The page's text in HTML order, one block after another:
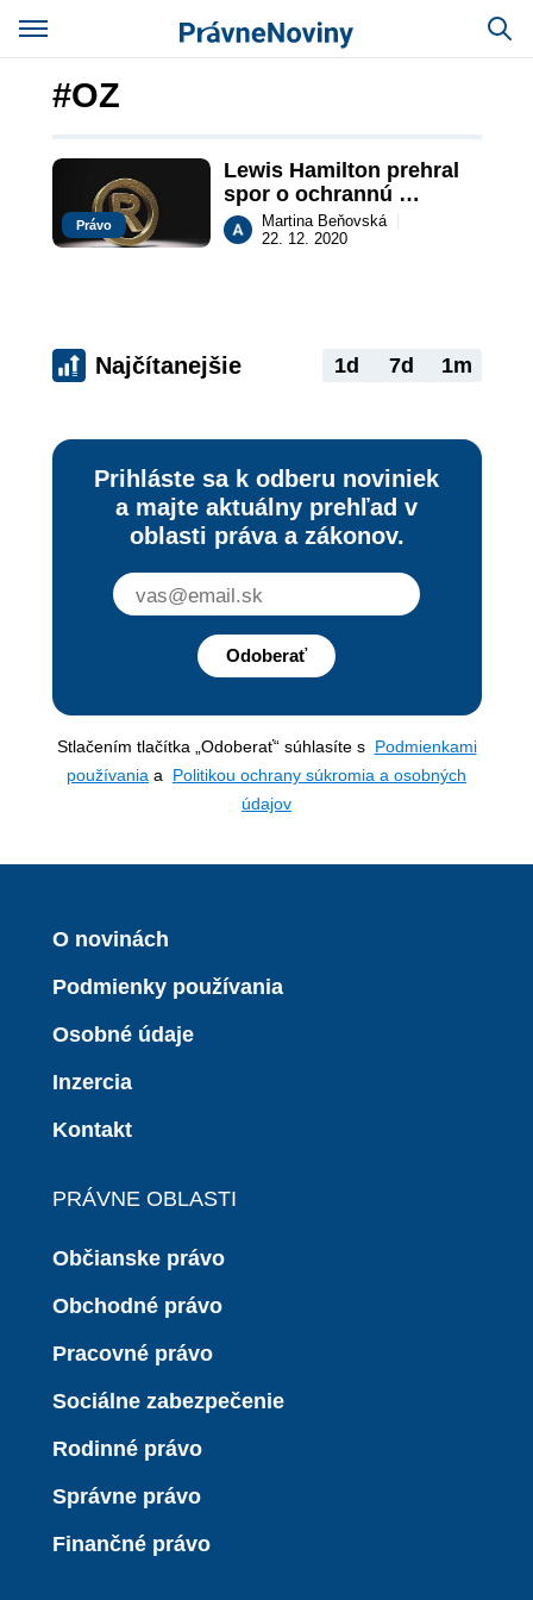
#OZ
Právo
Lewis Hamilton prehral
spor o ochrannú
známku svojho mena
Martina Beňovská
22. 12. 2020
Najčítanejšie 1d 7d 1m
Prihláste sa k odberu noviniek
a majte aktuálny prehľad v
oblasti práva a zákonov.
Odoberať
Stlačením tlačítka „Odoberať“ súhlasíte s Podmienkami
používania a Politikou ochrany súkromia a osobných
údajov
O novinách
Podmienky používania
Osobné údaje
Inzercia
Kontakt
PRÁVNE OBLASTI
Občianske právo
Obchodné právo
Pracovné právo
Sociálne zabezpečenie
Rodinné právo
Správne právo
Finančné právo